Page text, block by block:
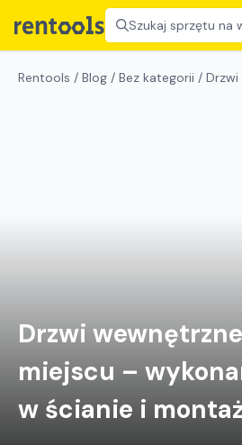
Szukaj sprzętu na
Rentools / Blog / Bez kategorii /
Drzwi
miejscu –
w ścianie i